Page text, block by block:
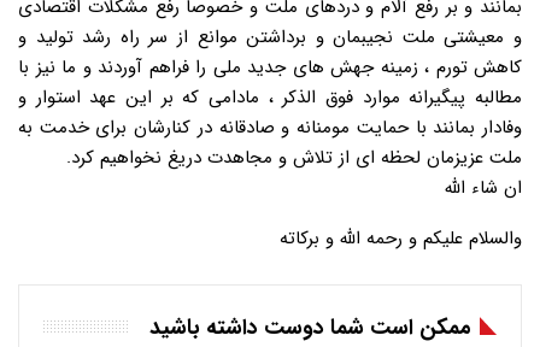
بمانند و بر رفع آلام و دردهای ملت و خصوصا رفع مشکلات اقتصادی
و معیشتی ملت نجیبمان و برداشتن موانع از سر راه رشد تولید و
کاهش تورم ، زمینه جهش های جدید ملی را فراهم آوردند و ما نیز با
مطالبه پیگیرانه موارد فوق الذکر ، مادامی که بر این عهد استوار و
وفادار بمانند با حمایت مومنانه و صادقانه در کنارشان برای خدمت به
ملت عزیزمان لحظه ای از تلاش و مجاهدت دریغ نخواهیم کرد.
ان شاء الله
والسلام علیکم و رحمه الله و برکاته
ممکن است شما دوست داشته باشید